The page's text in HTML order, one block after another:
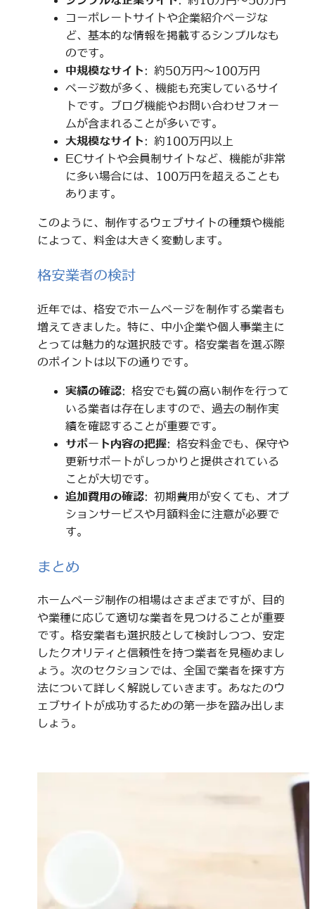
コーポレートサイトや企業紹介ページな
ど、基本的な情報を掲載するシンプルなも
のです。
中規模なサイト: 約50万円～100万円
ページ数が多く、機能も充実しているサイ
トです。ブログ機能やお問い合わせフォー
ムが含まれることが多いです。
大規模なサイト: 約100万円以上
ECサイトや会員制サイトなど、機能が非常
に多い場合には、100万円を超えることも
あります。
このように、制作するウェブサイトの種類や機能
によって、料金は大きく変動します。
格安業者の検討
近年では、格安でホームページを制作する業者も
増えてきました。特に、中小企業や個人事業主に
とっては魅力的な選択肢です。格安業者を選ぶ際
のポイントは以下の通りです。
実績の確認: 格安でも質の高い制作を行って
いる業者は存在しますので、過去の制作実
績を確認することが重要です。
サポート内容の把握: 格安料金でも、保守や
更新サポートがしっかりと提供されている
ことが大切です。
追加費用の確認: 初期費用が安くても、オプ
ションサービスや月額料金に注意が必要で
す。
まとめ
ホームページ制作の相場はさまざまですが、目的
や業種に応じて適切な業者を見つけることが重要
です。格安業者も選択肢として検討しつつ、安定
したクオリティと信頼性を持つ業者を見極めまし
ょう。次のセクションでは、全国で業者を探す方
法について詳しく解説していきます。あなたのウ
ェブサイトが成功するための第一歩を踏み出しま
しょう。